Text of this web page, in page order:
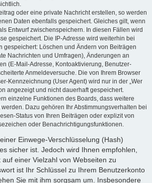
oder eine private Nachricht erstellen, so werden
Daten ebenfalls gespeichert. Gleiches gilt, wenn
Entwurf zwischenspeichern. In diesen Fällen wird
gespeichert. Die IP-Adresse wird weiterhin bei
gespeichert: Löschen und Ändern von Beiträgen
Nachrichten und Umfragen), Änderungen an
(E-Mail-Adresse, Kontoaktivierung, Benutzer-
Anmeldeversuche. Die von Ihrem Browser
Kennzeichnung (User Agent) wird nur in der „Wer
angezeigt und nicht dauerhaft gespeichert.
einzelne Funktionen des Boards, dass weitere
Dazu gehören Ihr Abstimmungsverhalten bei
Status von Ihren Beiträgen oder explizit von
oder Benachrichtigungsfunktionen.
Einwege-Verschlüsselung (Hash)
sicher ist. Jedoch wird Ihnen empfohlen,
einer Vielzahl von Webseiten zu
ist Ihr Schlüssel zu Ihrem Benutzerkonto
Sie mit ihm sorgsam um. Insbesondere